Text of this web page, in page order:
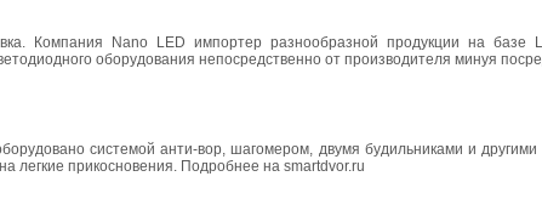
Компания Nano LED импортер разнообразной продукции на базе
оборудования непосредственно от производителя минуя
системой анти-вор, шагомером, двумя будильниками и
легкие прикосновения. Подробнее на smartdvor.ru